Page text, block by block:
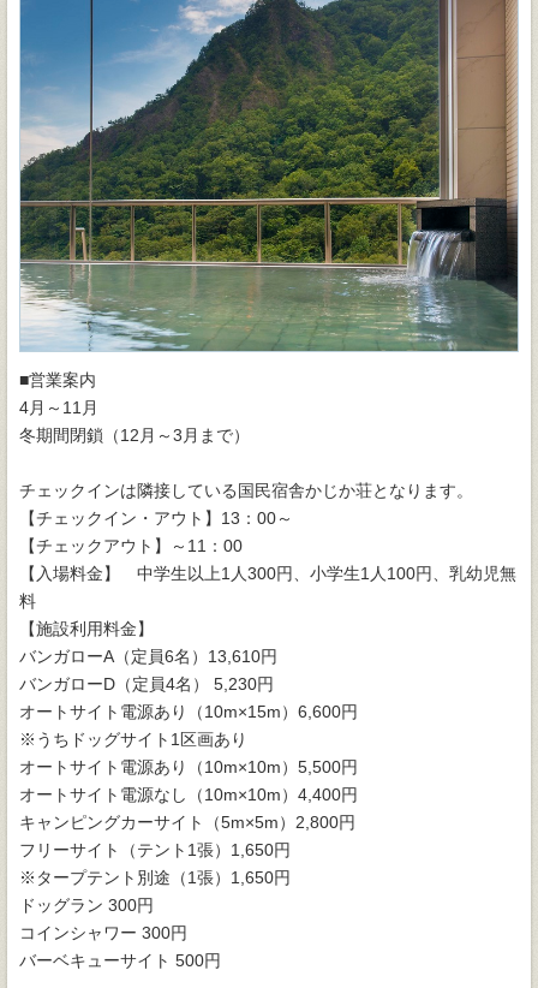
■営業案内
4月～11月
冬期間閉鎖（12月～3月まで）
チェックインは隣接している国民宿舎かじか荘となります。
【チェックイン・アウト】13：00～
【チェックアウト】～11：00
【入場料金】 中学生以上1人300円、小学生1人100円、乳幼児無
料
【施設利用料金】
バンガローA（定員6名）13,610円
バンガローD（定員4名） 5,230円
オートサイト電源あり（10m×15m）6,600円
※うちドッグサイト1区画あり
オートサイト電源あり（10m×10m）5,500円
オートサイト電源なし（10m×10m）4,400円
キャンピングカーサイト（5m×5m）2,800円
フリーサイト（テント1張）1,650円
※タープテント別途（1張）1,650円
ドッグラン 300円
コインシャワー 300円
バーベキューサイト 500円